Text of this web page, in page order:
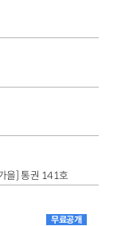
을] 통권 141호
무료공개